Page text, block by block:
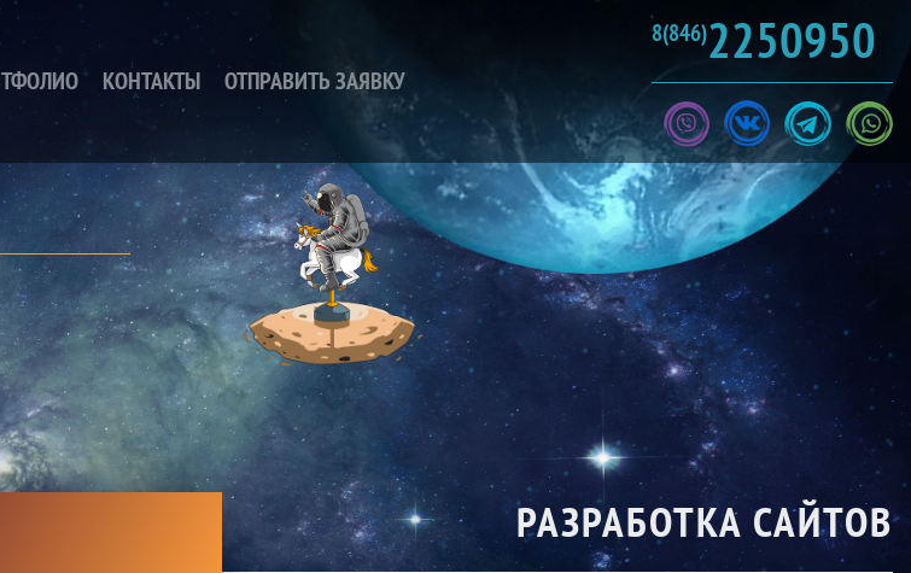
КОНТАКТЫ ОТПРАВИТЬ ЗАЯВКУ
8(846)2250950
РАЗРАБОТКА САЙТОВ